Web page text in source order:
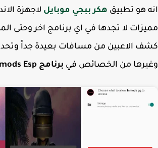
هو تطبيقهكر ببجي موبايللاجهزة
لا تجدها في اي برنامج اخر وحتى
الاعبين من مسافات بعيدة جداً
من الخصائص فيبرنامج Fnmods Esp